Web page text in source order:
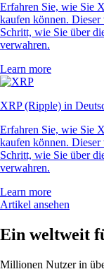
Erfahren Sie, wie Sie
kaufen können.
Schritt, wie Sie über
verwahren.
Learn more
XRP (Ripple) in
Erfahren Sie, wie Sie
kaufen können.
Schritt, wie Sie über
verwahren.
Learn more
Artikel ansehen
Ein weltweit
Millionen Nutzer in